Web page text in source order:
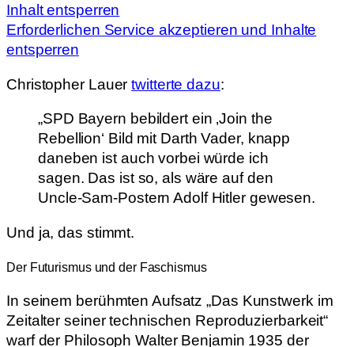
Inhalt entsperren
Erforderlichen Service akzeptieren und Inhalte
entsperren
Christopher Lauertwitterte dazu:
„SPD Bayern bebildert ein ‚Join the
Rebellion‘ Bild mit Darth Vader, knapp
daneben ist auch vorbei würde ich
sagen. Das ist so, als wäre auf den
Uncle-Sam-Postern Adolf Hitler gewesen.
Und ja, das stimmt.
Der Futurismus und der Faschismus
In seinem berühmten Aufsatz „Das Kunstwerk im
Zeitalter seiner technischen Reproduzierbarkeit“
warf der Philosoph Walter Benjamin 1935 der